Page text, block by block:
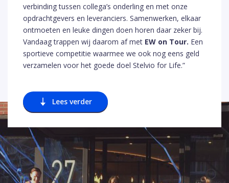
verbinding tussen collega’s onderling en met onze
opdrachtgevers en leveranciers. Samenwerken, elkaar
ontmoeten en leuke dingen doen horen daar zeker bij.
Vandaag trappen wij daarom af met EW on Tour. Een
sportieve competitie waarmee we ook nog eens geld
verzamelen voor het goede doel Stelvio for Life.”
Lees verder